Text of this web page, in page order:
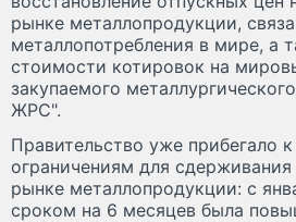
рынке металлопродукции,
металлопотребления в мире, а
стоимости котировок на
закупаемого
ЖРС".
Правительство уже прибегало
ограничениям для
рынке металлопродукции: с
сроком на 6 месяцев была